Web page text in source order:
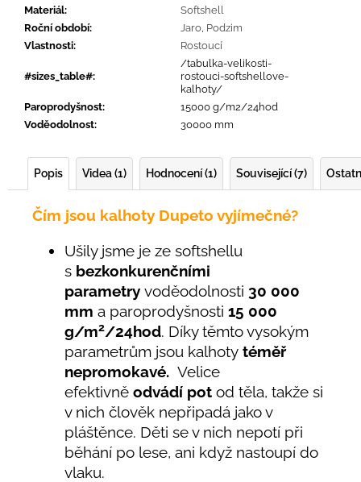
Materiál:
Softshell
Roční období: Jaro, Podzim
Vlastnosti: Rostoucí
#sizes_table#:
/tabulka-velikosti-
rostouci-softshellove-
kalhoty/
Paroprodyšnost:
15000 g/m2/24hod
Voděodolnost: 30000 mm
Popis Videa (1) Hodnocení (1) Související (7)
Čím jsou kalhoty Dupeto vyjímečné?
Ušily jsme je ze softshellu
s bezkonkurenčními
parametry voděodolnosti 30 000
mm a paroprodyšnosti 15 000
g/m2/24hod. Díky těmto vysokým
parametrům jsou kalhoty téměř
nepromokavé. Velice
efektivně odvádí pot od těla, takže si
v nich člověk nepřipadá jako v
pláštěnce. Děti se v nich nepotí při
běhání po lese, ani když nastoupí do
vlaku.